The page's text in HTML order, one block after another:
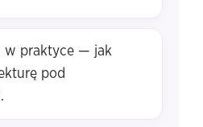
w praktyce — jak
pod